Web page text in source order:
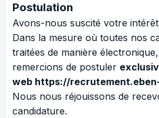
Postulation
Avons-nous suscité votre
Dans la mesure où toutes nos
traitées de manière
remercions de postuler
web https://
Nous nous réjouissons de
candidature.